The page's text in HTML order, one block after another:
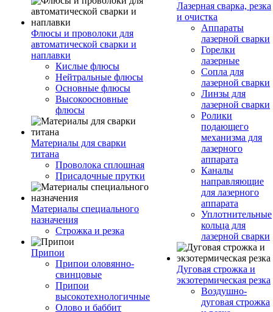
Флюсы и проволоки для
автоматической сварки и
наплавки
Кислые флюсы
Нейтральные флюсы
Основные флюсы
Высокоосновные
флюсы
Материалы для сварки
титана
Проволока сплошная
Присадочные прутки
Материалы специального
назначения
Строжка и резка
Припои
Припои оловянно-
свинцовые
Припои
высокотехнологичные
Олово и баббит
Лазерная сварка, резка
и очистка
Аппараты
лазерной сварки
Горелки
лазерные
Сопла для
лазерной сварки
Линзы для
лазерной сварки
Ролики
подающего
механизма для
лазерного
аппарата
Каналы
направляющие
для лазерного
аппарата
Уплотнительные
кольца для
лазерной сварки
Дуговая строжка и
экзотермическая резка
Воздушно-
дуговая строжка